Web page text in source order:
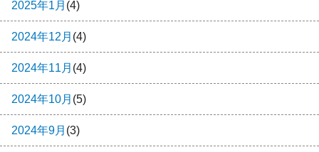
2025年1月 (4)
2024年12月 (4)
2024年11月 (4)
2024年10月 (5)
2024年9月 (3)